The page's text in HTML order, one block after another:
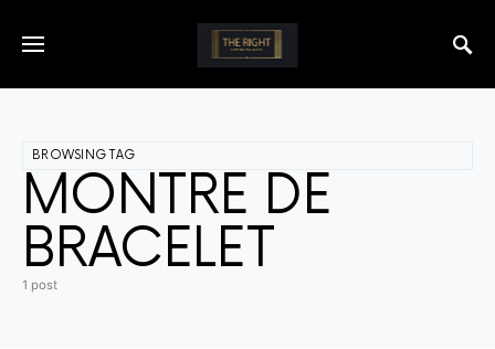
BROWSING TAG
MONTRE DE
BRACELET
1 post